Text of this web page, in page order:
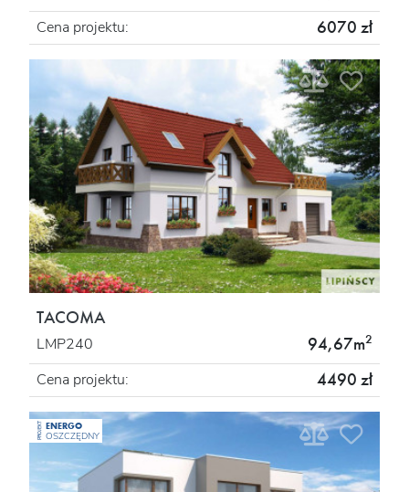
Cena projektu: 6070 zł
TACOMA
LMP240 94,67m2
Cena projektu: 4490 zł
PROJEKT ENERGO
OSZCZĘDNY